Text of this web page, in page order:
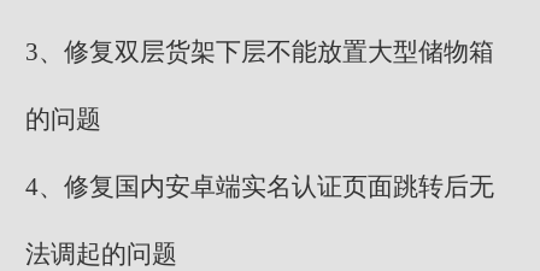
3、修复双层货架下层不能放置大型储物箱
的问题
4、修复国内安卓端实名认证页面跳转后无
法调起的问题